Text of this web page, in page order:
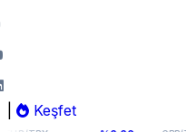
Keşfet